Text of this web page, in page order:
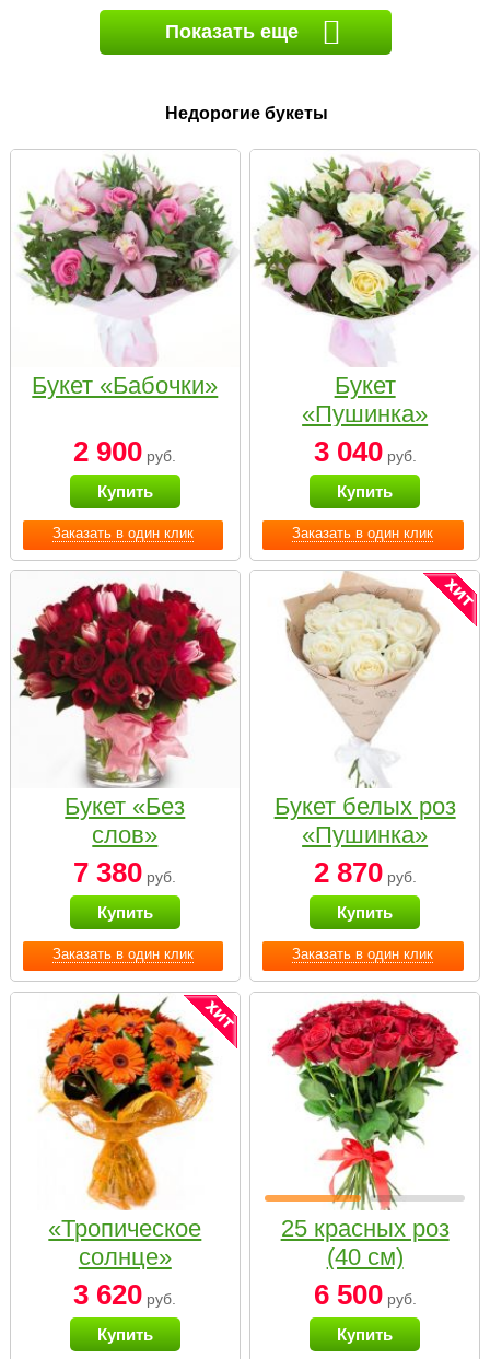
Показать еще
Недорогие букеты
Заказать в один клик
Букет «Бабочки»
2 900 руб.
Купить
Заказать в один клик
Букет
«Пушинка»
3 040руб.
Купить
Заказать в один клик
Букет «Без
слов»
7 380 руб.
Купить
Заказать в один клик
Букет белых роз
«Пушинка»
2 870руб.
Купить
«Тропическое
солнце»
3 620 руб.
Купить
25 красных роз
(40 см)
6 500руб.
Купить